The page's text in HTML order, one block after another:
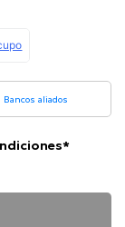
Bancos aliados